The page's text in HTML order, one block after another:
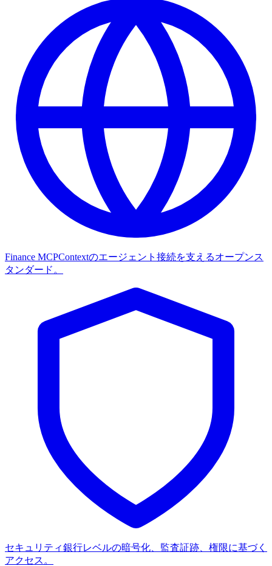
Finance MCPContextのエージェント接続を支えるオープンス
タンダード。
セキュリティ銀行レベルの暗号化、監査証跡、権限に基づく
アクセス。